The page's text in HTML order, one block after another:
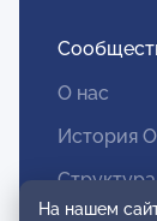
О нас
История
На нашем